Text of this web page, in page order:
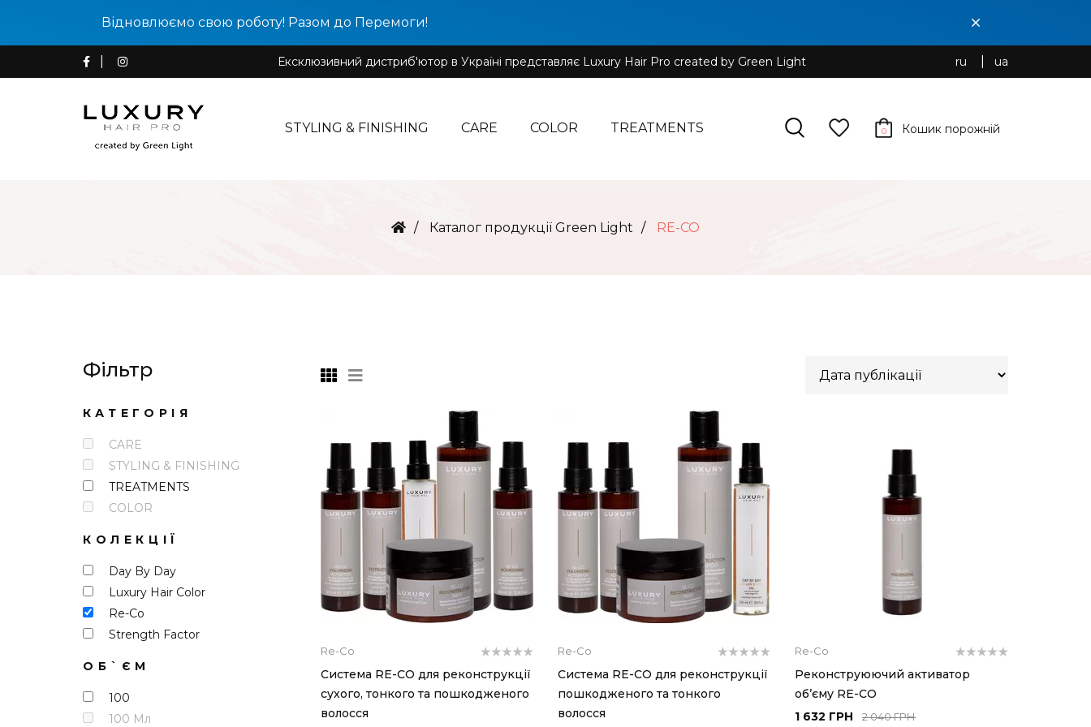
Відновлюємо свою роботу! Разом до Перемоги!
Ексклюзивний дистриб'ютор в Україні представляє Luxury Hair Pro created by Green Light ru ua
STYLING & FINISHING CARE COLOR TREATMENTS 0 Кошик порожній
Каталог продукції Green Light RE-CO
Фільтр
КАТЕГОРІЯ
CARE
STYLING & FINISHING
TREATMENTS
COLOR
КОЛЕКЦІЇ
Day By Day
Luxury Hair Color
Re-Co
Strength Factor
ОБ`ЄМ
100
100 Мл
Re-Co
Система RE-CO для реконструкції
сухого, тонкого та пошкодженого
волосся
Re-Co
Система RE-CO для реконструкції
пошкодженого та тонкого
волосся
Re-Co
Реконструюючий активатор
об’єму RE-CO
1 632 ГРН
2 040 ГРН